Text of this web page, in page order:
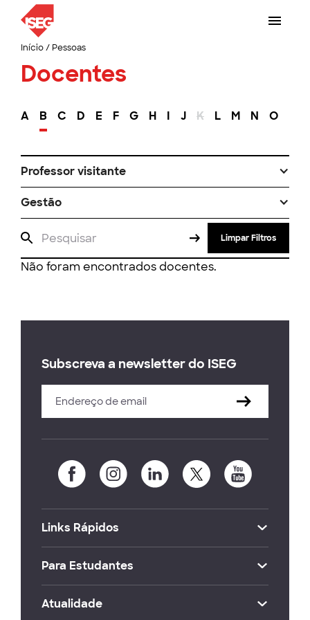
Início/ Pessoas
Docentes
A B C D E F G H I J K L M N O
Professor visitante
Gestão
Limpar Filtros
Não foram encontrados docentes.
Subscreva a newsletter do ISEG
Links Rápidos
Para Estudantes
Atualidade